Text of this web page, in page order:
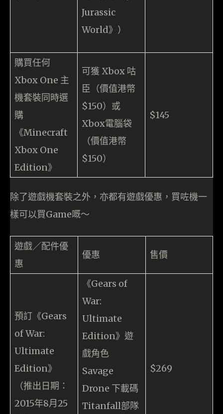
Jurassic
World》）
購買任何
Xbox One 主
機套裝同時選
購
《Minecraft
Xbox One
Edition》
可獲 Xbox 咕
臣（價值港幣
$150）或
Xbox電腦袋
（價值港幣
$150）
$145
除了遊戲機套裝之外，亦都有遊戲優惠，買咗機一
樣可以買Game嘅～
遊戲／配件優
惠
優惠 售價
預訂《Gears
of War:
Ultimate
Edition》
（推出日期：
2015年8月25
《Gears of
War:
Ultimate
Edition》遊
戲角色
Savage
Drone 下載碼
Titanfall部隊
$269